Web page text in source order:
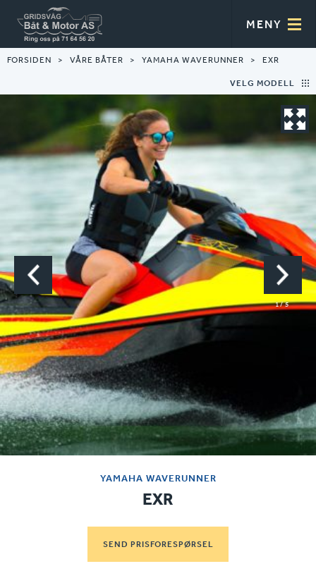
MENY
FORSIDEN VÅRE BÅTER YAMAHA WAVERUNNER EXR
VELG MODELL
YAMAHA WAVERUNNER
EXR
SEND PRISFORESPØRSEL